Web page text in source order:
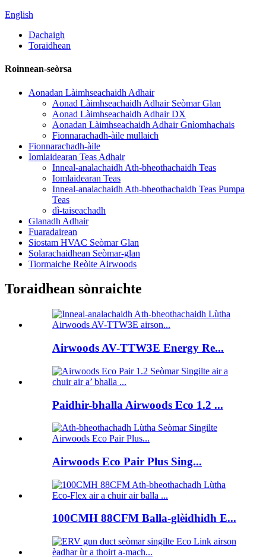
English
Dachaigh
Toraidhean
Roinnean-seòrsa
Aonadan Làimhseachaidh Adhair
Aonad Làimhseachaidh Adhair Seòmar Glan
Aonad Làimhseachaidh Adhair DX
Aonadan Làimhseachaidh Adhair Gnìomhachais
Fionnarachadh-àile mullaich
Fionnarachadh-àile
Iomlaidearan Teas Adhair
Inneal-analachaidh Ath-bheothachaidh Teas
Iomlaidearan Teas
Inneal-analachaidh Ath-bheothachaidh Teas Pumpa
Teas
dì-taiseachadh
Glanadh Adhair
Fuaradairean
Siostam HVAC Seòmar Glan
Solarachaidhean Seòmar-glan
Tiormaiche Reòite Airwoods
Toraidhean sònraichte
Airwoods AV-TTW3E Energy Re...
Paidhir-bhalla Airwoods Eco 1.2 ...
Airwoods Eco Pair Plus Sing...
100CMH 88CFM Balla-glèidhidh E...